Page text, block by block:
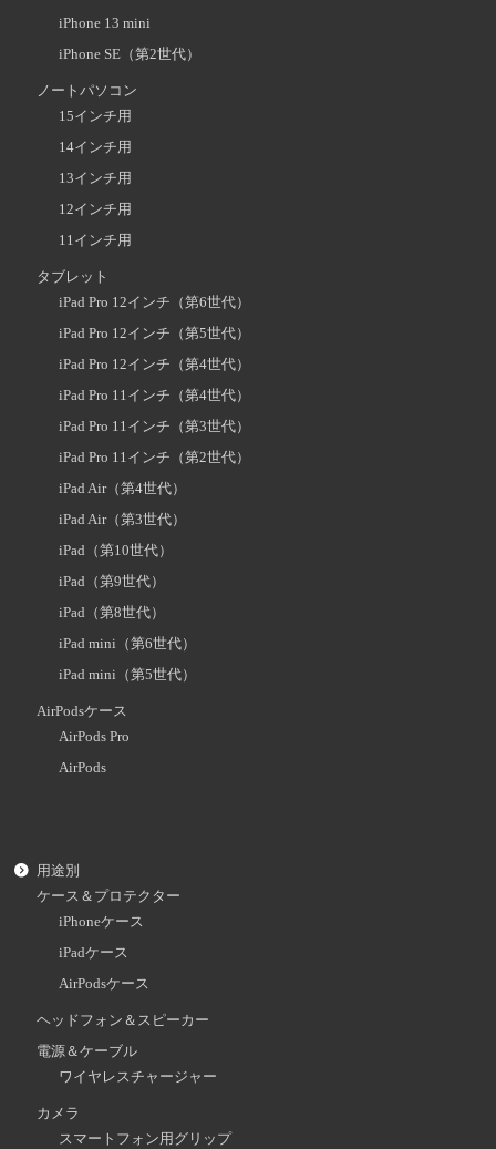
iPhone 13 mini
iPhone SE（第2世代）
ノートパソコン
15インチ用
14インチ用
13インチ用
12インチ用
11インチ用
タブレット
iPad Pro 12インチ（第6世代）
iPad Pro 12インチ（第5世代）
iPad Pro 12インチ（第4世代）
iPad Pro 11インチ（第4世代）
iPad Pro 11インチ（第3世代）
iPad Pro 11インチ（第2世代）
iPad Air（第4世代）
iPad Air（第3世代）
iPad（第10世代）
iPad（第9世代）
iPad（第8世代）
iPad mini（第6世代）
iPad mini（第5世代）
AirPodsケース
AirPods Pro
AirPods
用途別
ケース＆プロテクター
iPhoneケース
iPadケース
AirPodsケース
ヘッドフォン＆スピーカー
電源＆ケーブル
ワイヤレスチャージャー
カメラ
スマートフォン用グリップ